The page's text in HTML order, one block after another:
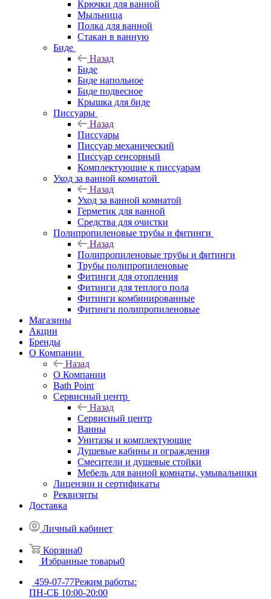
Крючки для ванной
Мыльница
Полка для ванной
Стакан в ванную
Биде
Назад
Биде
Биде напольное
Биде подвесное
Крышка для биде
Писсуары
Назад
Писсуары
Писсуар механический
Писсуар сенсорный
Комплектующие к писсуарам
Уход за ванной комнатой
Назад
Уход за ванной комнатой
Герметик для ванной
Средства для очистки
Полипропиленовые трубы и фитинги
Назад
Полипропиленовые трубы и фитинги
Трубы полипропиленовые
Фитинги для отопления
Фитинги для теплого пола
Фитинги комбинированные
Фитинги полипропиленовые
Магазины
Акции
Бренды
О Компании
Назад
О Компании
Bath Point
Сервисный центр
Назад
Сервисный центр
Ванны
Унитазы и комплектующие
Душевые кабины и ограждения
Смесители и душевые стойки
Мебель для ванной комнаты, умывальники
Лицензии и сертификаты
Реквизиты
Доставка
Личный кабинет
Корзина0
Избранные товары0
459-07-77Режим работы:
ПН-СБ 10:00-20:00